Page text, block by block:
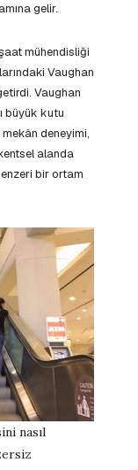
gelir.
mühendisliği
Vaughan
Vaughan
büyük kutu
deneyimi,
alanda
bir ortam
nasıl